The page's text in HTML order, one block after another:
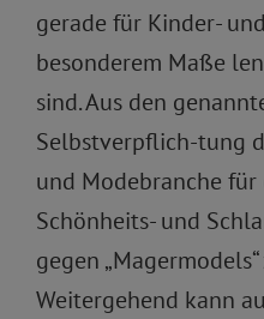
gerade für Kinder-
besonderem Maße
sind. Aus den
Selbstverpflich-tung
und Modebranche für
Schönheits- und
gegen
Weitergehend kann